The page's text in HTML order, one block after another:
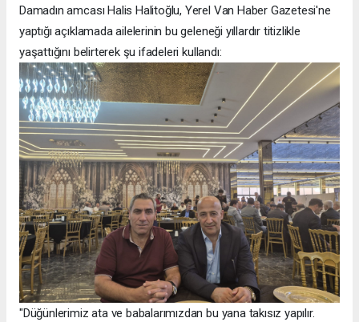
Damadın amcası Halis Halitoğlu, Yerel Van Haber Gazetesi'ne
yaptığı açıklamada ailelerinin bu geleneği yıllardır titizlikle
yaşattığını belirterek şu ifadeleri kullandı:
"Düğünlerimiz ata ve babalarımızdan bu yana takısız yapılır.